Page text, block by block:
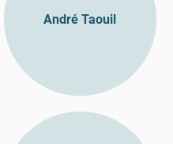
André Taouil